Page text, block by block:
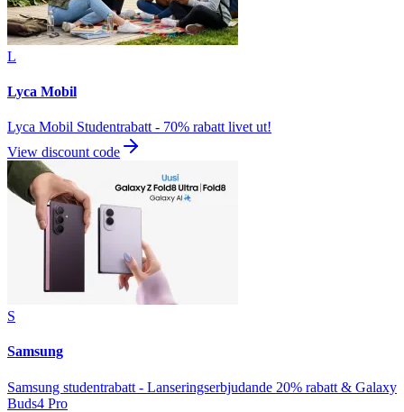
L
Lyca Mobil
Lyca Mobil Studentrabatt - 70% rabatt livet ut!
View discount code
S
Samsung
Samsung studentrabatt - Lanseringserbjudande 20% rabatt & Galaxy
Buds4 Pro